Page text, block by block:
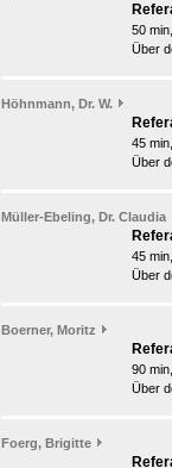
50
Über
Höhnmann, Dr. W.
45
Über
Müller-Ebeling, Dr. Claudia
45
Über
Boerner, Moritz
90
Über
Foerg, Brigitte